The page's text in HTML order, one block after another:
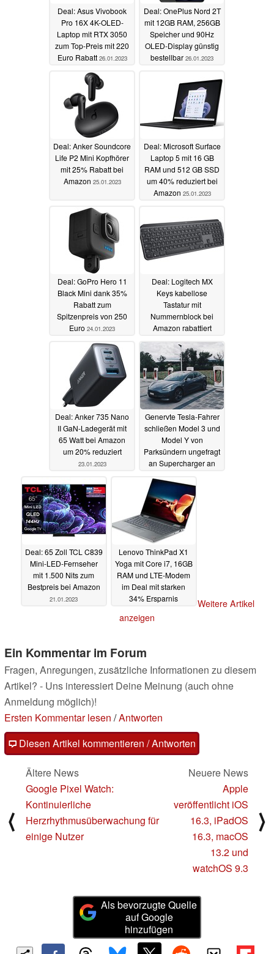
Deal: Asus Vivobook
Pro 16X 4K-OLED-
Laptop mit RTX 3050
zum Top-Preis mit 220
Euro Rabatt 26.01.2023
Deal: OnePlus Nord 2T
mit 12GB RAM, 256GB
Speicher und 90Hz
OLED-Display günstig
bestellbar 26.01.2023
Deal: Anker Soundcore
Life P2 Mini Kopfhörer
mit 25% Rabatt bei
Amazon 25.01.2023
Deal: Microsoft Surface
Laptop 5 mit 16 GB
RAM und 512 GB SSD
um 40% reduziert bei
Amazon 25.01.2023
Deal: GoPro Hero 11
Black Mini dank 35%
Rabatt zum
Spitzenpreis von 250
Euro 24.01.2023
Deal: Logitech MX
Keys kabellose
Tastatur mit
Nummernblock bei
Amazon rabattiert
24.01.2023
Deal: Anker 735 Nano
II GaN-Ladegerät mit
65 Watt bei Amazon
um 20% reduziert
23.01.2023
Genervte Tesla-Fahrer
schließen Model 3 und
Model Y von
Parksündern ungefragt
an Supercharger an
Deal: 65 Zoll TCL C839
Mini-LED-Fernseher
mit 1.500 Nits zum
Bestpreis bei Amazon
21.01.2023
Lenovo ThinkPad X1
Yoga mit Core i7, 16GB
RAM und LTE-Modem
im Deal mit starken
34% Ersparnis
Weitere Artikel
anzeigen
Ein Kommentar im Forum
Fragen, Anregungen, zusätzliche Informationen zu diesem
Artikel? - Uns interessiert Deine Meinung (auch ohne
Anmeldung möglich)!
Ersten Kommentar lesen /Antworten
Diesen Artikel kommentieren / Antworten
⟨
Ältere News
Google Pixel Watch:
Kontinuierliche
Herzrhythmusüberwachung für
einige Nutzer
Neuere News
Apple
veröffentlicht iOS
16.3, iPadOS
16.3, macOS
13.2 und
watchOS 9.3
⟩
Als bevorzugte Quelle
auf Google
hinzufügen